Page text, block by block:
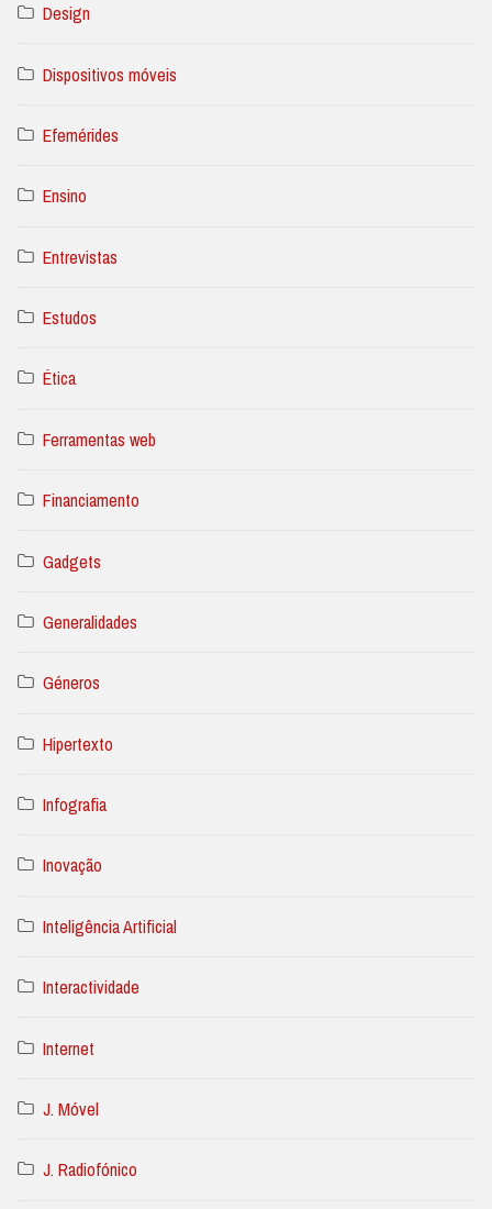
Design
Dispositivos móveis
Efemérides
Ensino
Entrevistas
Estudos
Ética
Ferramentas web
Financiamento
Gadgets
Generalidades
Géneros
Hipertexto
Infografia
Inovação
Inteligência Artificial
Interactividade
Internet
J. Móvel
J. Radiofónico